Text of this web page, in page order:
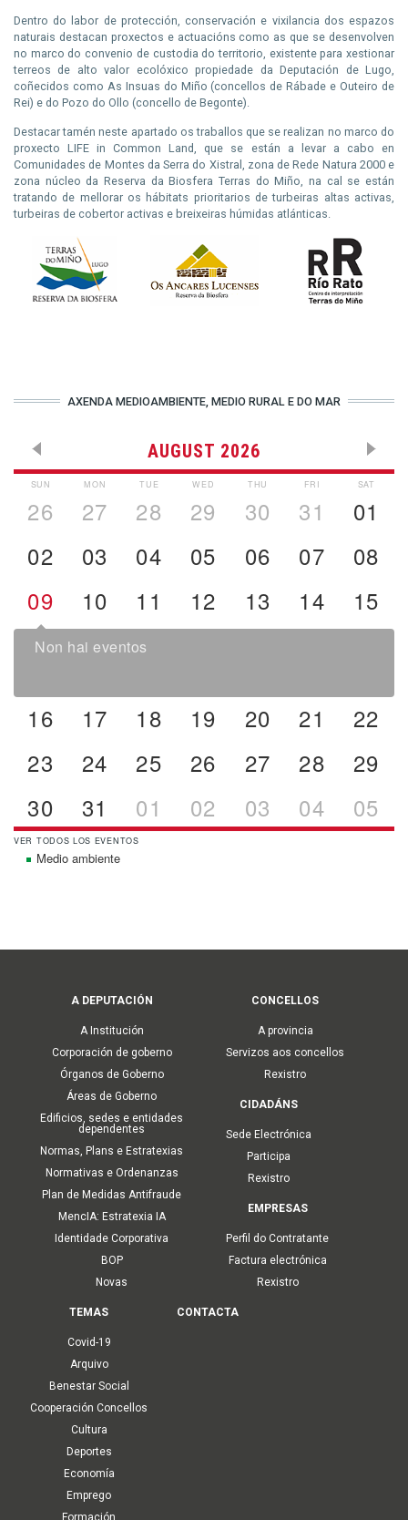
Dentro do labor de protección, conservación e vixilancia dos espazos
naturais destacan proxectos e actuacións como as que se desenvolven
no marco do convenio de custodia do territorio, existente para xestionar
terreos de alto valor ecolóxico propiedade da Deputación de Lugo,
coñecidos como As Insuas do Miño (concellos de Rábade e Outeiro de
Rei) e do Pozo do Ollo (concello de Begonte).
Destacar tamén neste apartado os traballos que se realizan no marco do
proxecto LIFE in Common Land, que se están a levar a cabo en
Comunidades de Montes da Serra do Xistral, zona de Rede Natura 2000 e
zona núcleo da Reserva da Biosfera Terras do Miño, na cal se están
tratando de mellorar os hábitats prioritarios de turbeiras altas activas,
turbeiras de cobertor activas e breixeiras húmidas atlánticas.
AXENDA MEDIOAMBIENTE, MEDIO RURAL E DO MAR
AUGUST 2026
SUN
26
MON
27
TUE
28
WED
29
THU
30
FRI
31
SAT
01
02
03 04 05 06 07
08
09
10 11 12 13 14 15
Non hai eventos
16 17 18 19 20 21
22
23
24 25 26 27 28
29
30
31 01 02 03 04 05
VER TODOS LOS EVENTOS
Medio ambiente
navigation
A DEPUTACIÓN
A Institución
Corporación de goberno
Órganos de Goberno
Áreas de Goberno
Edificios, sedes e entidades
dependentes
Normas, Plans e Estratexias
Normativas e Ordenanzas
Plan de Medidas Antifraude
MencIA: Estratexia IA
Identidade Corporativa
BOP
Novas
CONCELLOS
A provincia
Servizos aos concellos
Rexistro
CIDADÁNS
Sede Electrónica
Participa
Rexistro
EMPRESAS
Perfil do Contratante
Factura electrónica
Rexistro
TEMAS
Covid-19
Arquivo
Benestar Social
Cooperación Concellos
Cultura
Deportes
Economía
Emprego
Formación
CONTACTA